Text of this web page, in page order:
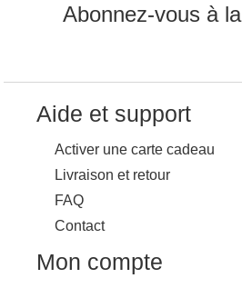
Abonnez-vous à
Aide et support
Activer une carte cadeau
Livraison et retour
FAQ
Contact
Mon compte